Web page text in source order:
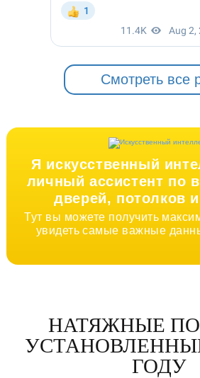
Смотреть все
Я искусственный
личный ассистент по
дверей, потолков
Тут вы можете получить
увидеть самые важные
НАТЯЖНЫЕ
ГОДУ